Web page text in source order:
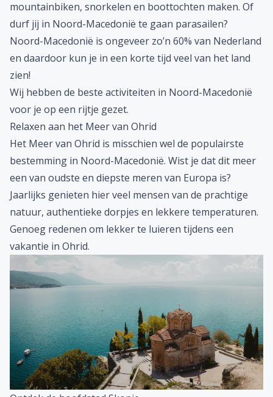
officieel Noord-Macedonië. Het land heeft een
prachtige, historische cultuur met mooie steden en
vooral geweldige natuur: groene bergen en diepe
meren, waarvan de meren van Ohrid, Prespa en Dojran
de bekendste zijn.
Het land is tevens een geschikte bestemming voor
outdoorfanaten, je kunt er oneindig wandelen,
mountainbiken, snorkelen en boottochten maken. Of
durf jij in Noord-Macedonië te gaan parasailen?
Noord-Macedonië is ongeveer zo’n 60% vanNederland
en daardoor kun je in een korte tijd veel van het land
zien!
Wij hebben de besteactiviteiten in Noord-Macedonië
voor je op een rijtje gezet.
Relaxen aan het Meer van Ohrid
Het Meer van Ohrid is misschien wel de populairste
bestemming in Noord-Macedonië. Wist je dat dit meer
Jaarlijks genieten hier veel mensen van de prachtige
natuur, authentieke dorpjes en lekkere temperaturen.
Genoeg redenen om lekker te luieren tijdens een
vakantie in Ohrid.